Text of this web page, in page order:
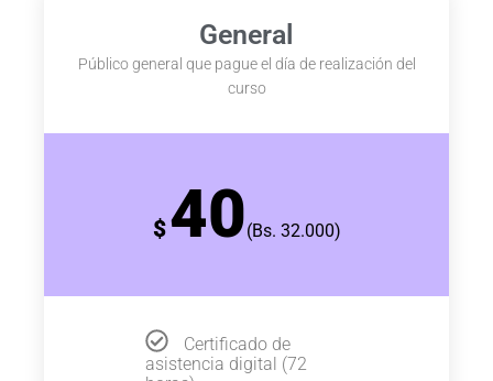
General
Público general que pague el día de realización del
curso
$40(Bs. 32.000)
Certificado de
asistencia digital (72